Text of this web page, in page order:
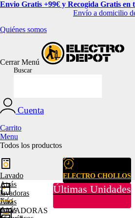
Envio Gratis +99€ y Recogida Gratis en
Envío a domicilio
Quiénes somos
CerrarMenú
Buscar
Cuenta
Carrito
Menu
Todos los productos
ELECTRO CHOLLOS
Últimas Unidades
Lavado
Atrás
lavadoras
Atrás
LAVADORAS
Frío
Atrás